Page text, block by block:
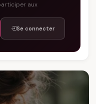
aux
Se connecter